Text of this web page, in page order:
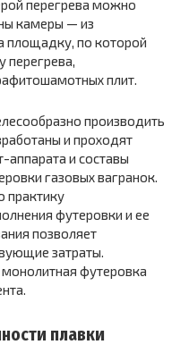
перегрева можно
камеры — из
площадку, по которой
перегрева,
плит.
производить
и проходят
аппарата и составы
газовых вагранок.
практику
футеровки и ее
позволяет
затраты.
футеровка
плавки